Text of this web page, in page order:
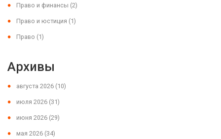
Право и финансы (2)
Право и юстиция (1)
Право (1)
Архивы
августа 2026 (10)
июля 2026 (31)
июня 2026 (29)
мая 2026 (34)